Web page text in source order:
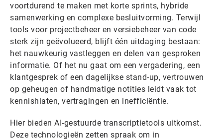
voortdurend te maken met korte sprints, hybride
samenwerking en complexe besluitvorming. Terwijl
tools voor projectbeheer en versiebeheer van code
sterk zijn geëvolueerd, blijft één uitdaging bestaan:
het nauwkeurig vastleggen en delen van gesproken
informatie. Of het nu gaat om een vergadering, een
klantgesprek of een dagelijkse stand-up, vertrouwen
op geheugen of handmatige notities leidt vaak tot
kennishiaten, vertragingen en inefficiëntie.
Hier bieden AI-gestuurde transcriptietools uitkomst.
Deze technologieën zetten spraak om in